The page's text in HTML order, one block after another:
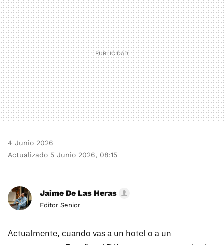
4 Junio 2026
Actualizado 5 Junio 2026, 08:15
Jaime De Las Heras
Editor Senior
Actualmente, cuando vas a un hotel o a un